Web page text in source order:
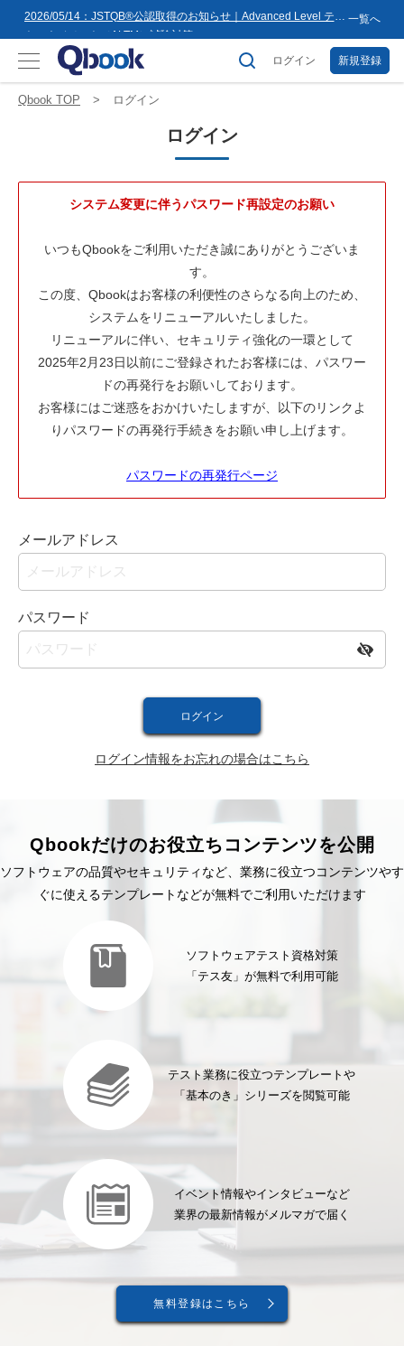
8月16日(日)まで
2026/05/14：JSTQB®公認取得のお知らせ｜Advanced Level テス
トマネジメント（ALTM）試験対策...
2026/03/02：バルテス・ホールディングス グループ内事業再編
に伴うサービス提供会社変更のお知らせ
2026/02/09：【重要】「テス友」システムメンテナンスのお知ら
せ
「テストマネージャー」を公開
2025/12/11：Qbook 会員数4万人突破！＆サイトリニューアルの
2025/08/08：【重要】「テス友」システムメンテナンスのお知ら
せ
2025/02/19：【重要】システム変更に伴うメンテナンス作業のお
8月16日(日)まで
一覧へ
ログイン 新規登録
Qbook TOP ログイン
ログイン
システム変更に伴うパスワード再設定のお願い
いつもQbookをご利用いただき誠にありがとうございま
す。
この度、Qbookはお客様の利便性のさらなる向上のため、
システムをリニューアルいたしました。
リニューアルに伴い、セキュリティ強化の一環として
2025年2月23日以前にご登録されたお客様には、パスワー
ドの再発行をお願いしております。
お客様にはご迷惑をおかけいたしますが、以下のリンクよ
りパスワードの再発行手続きをお願い申し上げます。
パスワードの再発行ページ
メールアドレス
パスワード
ログイン情報をお忘れの場合はこちら
Qbookだけのお役立ちコンテンツを公開
ソフトウェアの品質やセキュリティなど、業務に役立つコンテンツやす
ぐに使えるテンプレートなどが無料でご利用いただけます
ソフトウェアテスト資格対策
「テス友」が無料で利用可能
テスト業務に役立つテンプレートや
「基本のき」シリーズを閲覧可能
イベント情報やインタビューなど
業界の最新情報がメルマガで届く
無料登録はこちら